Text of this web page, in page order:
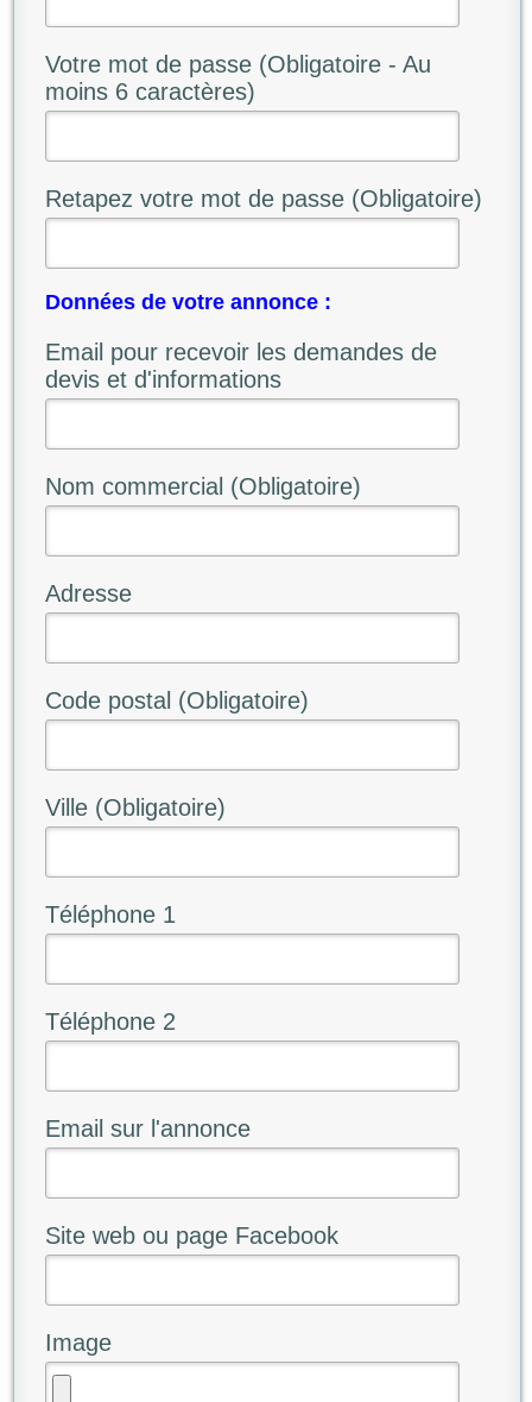
Votre mot de passe (Obligatoire - Au
moins 6 caractères)
Retapez votre mot de passe (Obligatoire)
Données de votre annonce :
Email pour recevoir les demandes de
devis et d'informations
Nom commercial (Obligatoire)
Adresse
Code postal (Obligatoire)
Ville (Obligatoire)
Téléphone 1
Téléphone 2
Email sur l'annonce
Site web ou page Facebook
Image